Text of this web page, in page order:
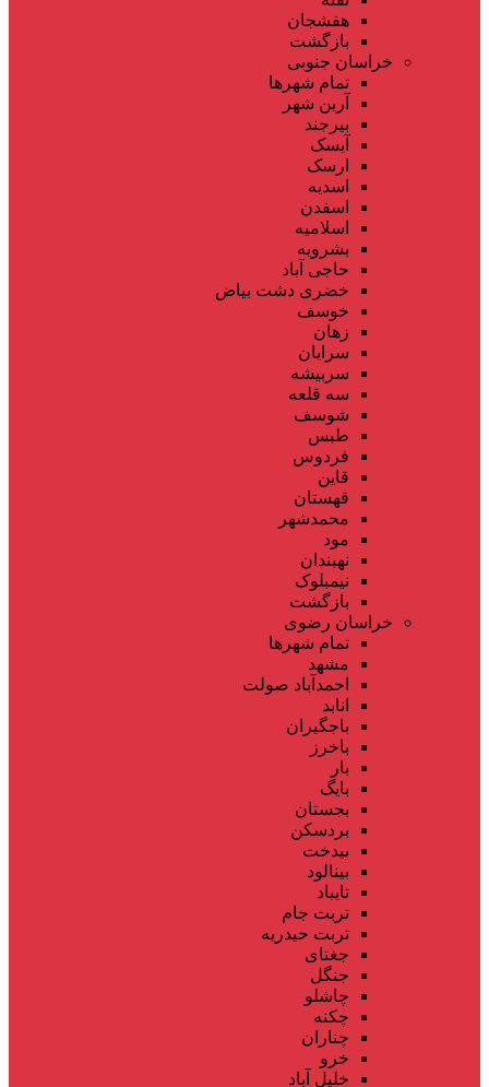
هفشجان
بازگشت
خراسان جنوبی
تمام شهر‌ها
آرین شهر
بیرجند
آیسک
ارسک
اسدیه
اسفدن
اسلامیه
بشرویه
حاجی آباد
خضری دشت بیاض
خوسف
زهان
سرایان
سربیشه
سه قلعه
شوسف
طبس
فردوس
قاین
قهستان
محمدشهر
مود
نهبندان
نیمبلوک
بازگشت
خراسان رضوی
تمام شهر‌ها
مشهد
احمدآباد صولت
انابد
باجگیران
باخرز
بار
بایگ
بجستان
بردسکن
بیدخت
بینالود
تایباد
تربت جام
تربت حیدریه
جغتای
جنگل
چاشلو
چکنه
چناران
خرو
خلیل آباد